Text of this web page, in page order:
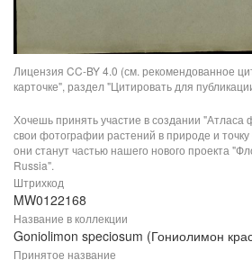
Лицензия CC-BY 4.0 (см. рекомендованное
карточке", раздел "Цитировать для
Хочешь принять участие в создании "Атласа
свои фотографии растений в природе и
они станут частью нашего нового проекта
Russia".
Штрихкод
MW0122168
Название в коллекции
Goniolimon speciosum (Гониолимон
Принятое название